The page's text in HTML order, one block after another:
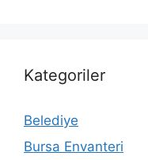
Kategoriler
Belediye
Bursa Envanteri